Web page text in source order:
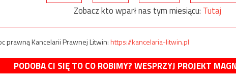
Zobacz kto wparł nas tym miesiącu: Tutaj
prawną Kancelarii Prawnej Litwin:https://kancelaria-litwin.pl
PODOBA CI SIĘ TO CO ROBIMY? WESPRZYJ PROJEKT